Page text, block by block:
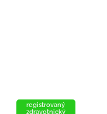
registrovaný
zdravotnický